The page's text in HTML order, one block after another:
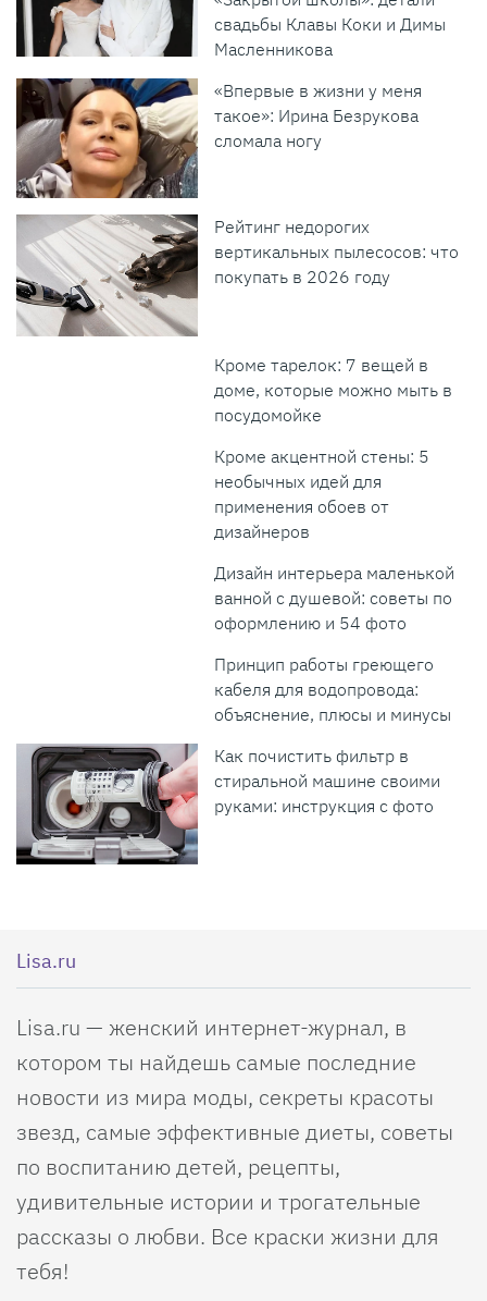
свадьбы Клавы Коки и Димы
Масленникова
«Впервые в жизни у меня
такое»: Ирина Безрукова
сломала ногу
Рейтинг недорогих
вертикальных пылесосов: что
покупать в 2026 году
Кроме тарелок: 7 вещей в
доме, которые можно мыть в
посудомойке
Кроме акцентной стены: 5
необычных идей для
применения обоев от
дизайнеров
Дизайн интерьера маленькой
ванной с душевой: советы по
оформлению и 54 фото
Принцип работы греющего
кабеля для водопровода:
объяснение, плюсы и минусы
Как почистить фильтр в
стиральной машине своими
руками: инструкция с фото
Lisa.ru
Lisa.ru — женский интернет-журнал, в
котором ты найдешь самые последние
новости из мира моды, секреты красоты
звезд, самые эффективные диеты, советы
по воспитанию детей, рецепты,
удивительные истории и трогательные
рассказы о любви. Все краски жизни для
тебя!